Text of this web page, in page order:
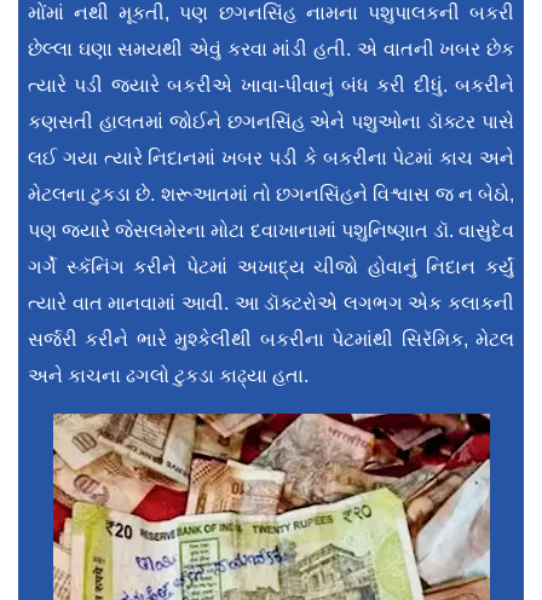
મોંમાં નથી મૂકતી, પણ છગનસિંહ નામના પશુપાલકની બકરી
છેલ્લા ઘણા સમયથી એવું કરવા માંડી હતી. એ વાતની ખબર છેક
ત્યારે પડી જ્યારે બકરીએ ખાવા-પીવાનું બંધ કરી દીધું. બકરીને
કણસતી હાલતમાં જોઈને છગનસિંહ એને પશુઓના ડૉક્ટર પાસે
લઈ ગયા ત્યારે નિદાનમાં ખબર પડી કે બકરીના પેટમાં કાચ અને
મેટલના ટુકડા છે. શરૂઆતમાં તો છગનસિંહને વિશ્વાસ જ ન બેઠો,
પણ જ્યારે જેસલમેરના મોટા દવાખાનામાં પશુનિષ્ણાત ડૉ. વાસુદેવ
ગર્ગે સ્કૅનિંગ કરીને પેટમાં અખાદ્ય ચીજો હોવાનું નિદાન કર્યું
ત્યારે વાત માનવામાં આવી. આ ડૉક્ટરોએ લગભગ એક કલાકની
સર્જરી કરીને ભારે મુશ્કેલીથી બકરીના પેટમાંથી સિરૅમિક, મેટલ
અને કાચના ઢગલો ટુકડા કાઢ્યા હતા.